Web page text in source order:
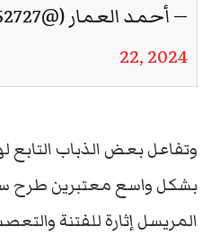
— أحمد العمار (@ahmed552727)
22, 2024
وتفاعل بعض الذباب التابع
بشكل واسع معتبرين طرح
المريسل إثارة للفتنة